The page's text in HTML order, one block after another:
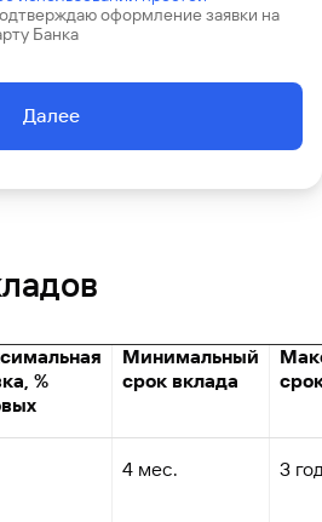
оформление заявки на
Банка
Далее
%
Минимальный
срок вклада
4 мес. 3